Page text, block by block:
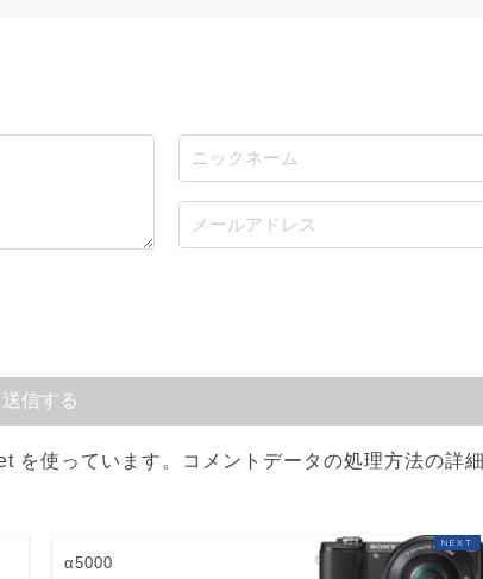
を使っています。 コメントデータの処理方法の詳細
α5000